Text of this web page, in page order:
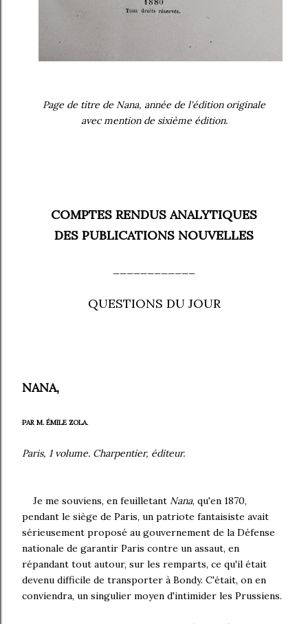
Page de titre de Nana, année de l'édition originale
avec mention de sixième édition.
COMPTES RENDUS ANALYTIQUES
DES PUBLICATIONS NOUVELLES
QUESTIONS DU JOUR
NANA,
PAR M. ÉMILE ZOLA.
Paris, 1 volume. Charpentier, éditeur.
Je me souviens, en feuilletant Nana, qu'en 1870,
pendant le siège de Paris, un patriote fantaisiste avait
sérieusement proposé au gouvernement de la Défense
nationale de garantir Paris contre un assaut, en
répandant tout autour, sur les remparts, ce qu'il était
devenu difficile de transporter à Bondy. C'était, on en
conviendra, un singulier moyen d'intimider les Prussiens.